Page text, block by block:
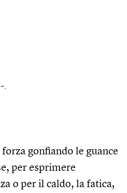
gonfiando le guance
per esprimere
o per il caldo, la fatica,